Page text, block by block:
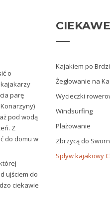
o
parę
pod wodą
Z
do domu w
ujściem do
ciekawie
CIEKAWE
Kajakiem po
Żeglowanie na
Wycieczki
Windsurfing
Plażowanie
Zbrzycą do
Spływ kajakowy